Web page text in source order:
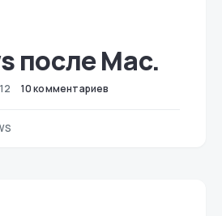
после Mac.
10 комментариев